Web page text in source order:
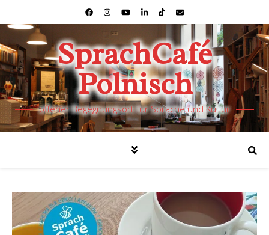
SprachCafé
Polnisch
offener Begegnungsort für Sprache und Kultur